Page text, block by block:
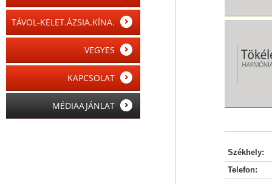
Székhely:
Telefon:
TÁVOL-KELET.ÁZSIA.KÍNA.
VEGYES
KAPCSOLAT
MÉDIAAJÁNLAT